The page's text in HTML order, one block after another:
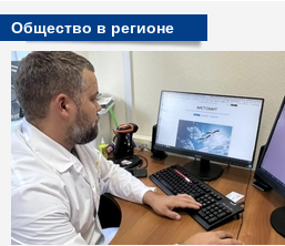
Общество в регионе